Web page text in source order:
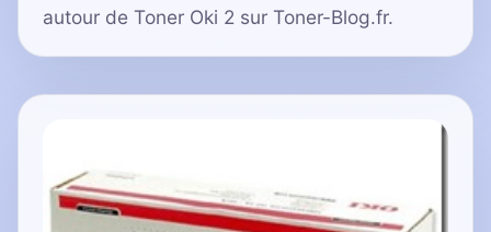
autour de Toner Oki 2 sur Toner-Blog.fr.